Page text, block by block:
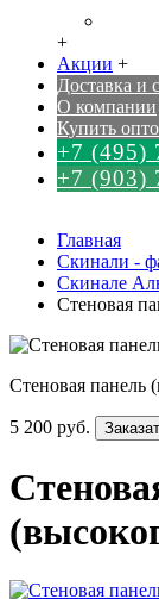
+
Акции +
Доставка и
О компании
Купить
+7 (495)
+7 (903)
Главная
Скинали -
Скинале
Стеновая
Стеновая панель
5 200 руб.